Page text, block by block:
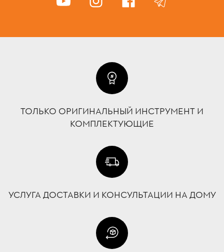
ТОЛЬКО ОРИГИНАЛЬНЫЙ ИНСТРУМЕНТ И
КОМПЛЕКТУЮЩИЕ
УСЛУГА ДОСТАВКИ И КОНСУЛЬТАЦИИ НА ДОМУ